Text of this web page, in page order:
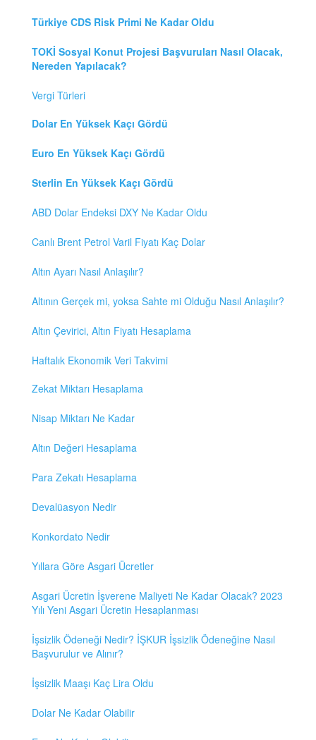
Türkiye CDS Risk Primi Ne Kadar Oldu
TOKİ Sosyal Konut Projesi Başvuruları Nasıl Olacak,
Nereden Yapılacak?
Vergi Türleri
Dolar En Yüksek Kaçı Gördü
Euro En Yüksek Kaçı Gördü
Sterlin En Yüksek Kaçı Gördü
ABD Dolar Endeksi DXY Ne Kadar Oldu
Canlı Brent Petrol Varil Fiyatı Kaç Dolar
Altın Ayarı Nasıl Anlaşılır?
Altının Gerçek mi, yoksa Sahte mi Olduğu Nasıl Anlaşılır?
Altın Çevirici, Altın Fiyatı Hesaplama
Haftalık Ekonomik Veri Takvimi
Zekat Miktarı Hesaplama
Nisap Miktarı Ne Kadar
Altın Değeri Hesaplama
Para Zekatı Hesaplama
Devalüasyon Nedir
Konkordato Nedir
Yıllara Göre Asgari Ücretler
Asgari Ücretin İşverene Maliyeti Ne Kadar Olacak? 2023
Yılı Yeni Asgari Ücretin Hesaplanması
İşsizlik Ödeneği Nedir? İŞKUR İşsizlik Ödeneğine Nasıl
Başvurulur ve Alınır?
İşsizlik Maaşı Kaç Lira Oldu
Dolar Ne Kadar Olabilir